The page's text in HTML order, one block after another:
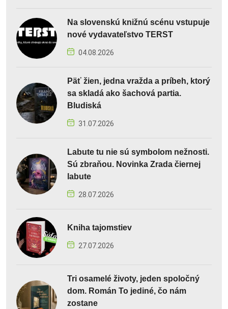
Na slovenskú knižnú scénu vstupuje
nové vydavateľstvo TERST
04.08.2026
Päť žien, jedna vražda a príbeh, ktorý
sa skladá ako šachová partia.
Bludiská
31.07.2026
Labute tu nie sú symbolom nežnosti.
Sú zbraňou. Novinka Zrada čiernej
labute
28.07.2026
Kniha tajomstiev
27.07.2026
Tri osamelé životy, jeden spoločný
dom. Román To jediné, čo nám
zostane